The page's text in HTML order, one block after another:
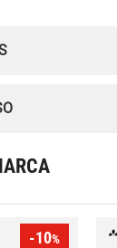
-10%